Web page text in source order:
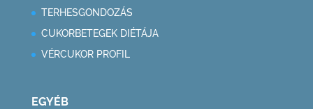
TERHESGONDOZÁS
CUKORBETEGEK DIÉTÁJA
VÉRCUKOR PROFIL
EGYÉB